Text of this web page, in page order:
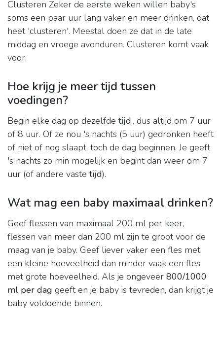
Clusteren Zeker de eerste weken willen baby's
soms een paar uur lang vaker en meer drinken, dat
heet 'clusteren'. Meestal doen ze dat in de late
middag en vroege avonduren. Clusteren komt vaak
voor.
Hoe krijg je meer tijd tussen
voedingen?
Begin elke dag op dezelfde tijd.. dus altijd om 7 uur
of 8 uur. Of ze nou 's nachts (5 uur) gedronken heeft
of niet of nog slaapt, toch de dag beginnen. Je geeft
's nachts zo min mogelijk en begint dan weer om 7
uur (of andere vaste tijd).
Wat mag een baby maximaal drinken?
Geef flessen van maximaal 200 ml per keer,
flessen van meer dan 200 ml zijn te groot voor de
maag van je baby. Geef liever vaker een fles met
een kleine hoeveelheid dan minder vaak een fles
met grote hoeveelheid. Als je ongeveer 800/1000
ml per dag geeft en je baby is tevreden, dan krijgt je
baby voldoende binnen.